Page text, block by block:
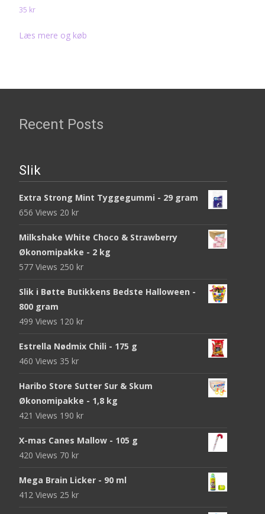
35 kr
Læs mere og køb
Recent Posts
Slik
Extra Strong Mint Tyggegummi - 29 gram
656 Views 20 kr
Milkshake White Choco & Strawberry
Økonomipakke - 2 kg
577 Views 250 kr
Slik i Bøtte Butikkens Bedste Halloween -
800 gram
499 Views 120 kr
Estrella Nødmix Chili - 175 g
460 Views 35 kr
Haribo Store Sutter Sur & Skum
Økonomipakke - 1,8 kg
421 Views 190 kr
X-mas Canes Mallow - 105 g
420 Views 70 kr
Mega Brain Licker - 90 ml
412 Views 25 kr